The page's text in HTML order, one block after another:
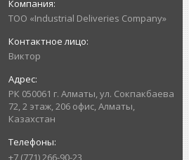
ТОО «Industrial Deliveries Company»
Виктор
РК 050061 г. Алматы, ул. Сокпакбаева
72, 2 этаж, 206 офис, Алматы,
Казахстан
+7 (771) 266-90-23